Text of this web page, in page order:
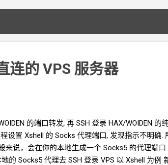
连的 VPS 服务器
的端口转发, 再 SSH 登录 HAX/WOIDEN 的
设置 Xshell 的 Socks 代理端口, 发现指示不明确.
来说，会在你的本地生成一个 Socks5 的代理端
的 Socks5 代理去 SSH 登录 VPS 以 Xshell 为例